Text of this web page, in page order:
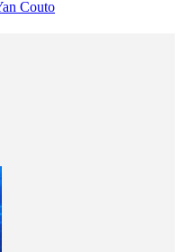
Couto